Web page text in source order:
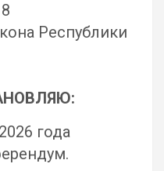
Республики
года